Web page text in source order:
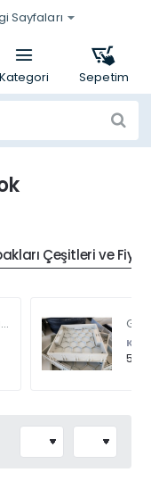
Sayfaları
Çeşitleri ve
Gömme Rögar Kapağı - Seramik - Fayans Ve Mermer Zeminlerde - Gizli Çerçeve Kapak Çift Kulplu 45 X 45
KDV